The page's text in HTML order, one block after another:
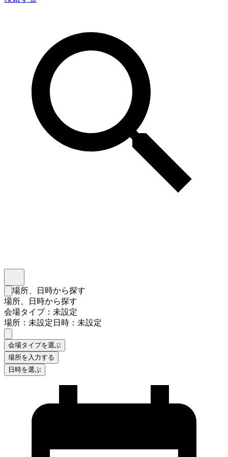
検索フォームを閉じる
場所、日時から探す
場所、日時から探す
会場タイプ：未設定
場所：未設定日時：未設定
会場タイプを選ぶ
場所を入力する
日時を選ぶ